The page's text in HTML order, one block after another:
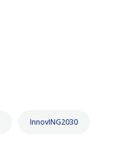
InnovING2030